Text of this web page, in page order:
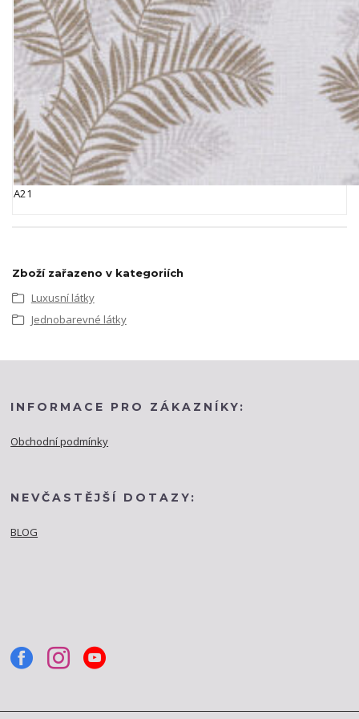
A21
Zboží zařazeno v kategoriích
Luxusní látky
Jednobarevné látky
INFORMACE PRO ZÁKAZNÍKY:
Obchodní podmínky
NEVČASTĚJŠÍ DOTAZY:
BLOG